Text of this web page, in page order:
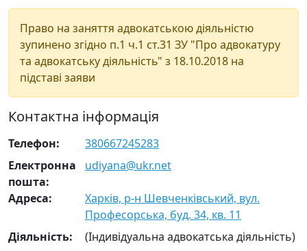
Право на заняття адвокатською діяльністю
зупинено згідно п.1 ч.1 ст.31 ЗУ "Про адвокатуру
та адвокатську діяльність" з 18.10.2018 на
підставі заяви
Контактна інформація
Телефон:
380667245283
Електронна
пошта:
udiyana@ukr.net
Адреса:
Харків, р-н Шевченківський, вул.
Професорська, буд. 34, кв. 11
Діяльність:
(Індивідуальна адвокатська діяльність)